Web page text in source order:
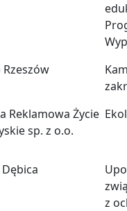
Reklamowa Życie
sp. z o.o.
z